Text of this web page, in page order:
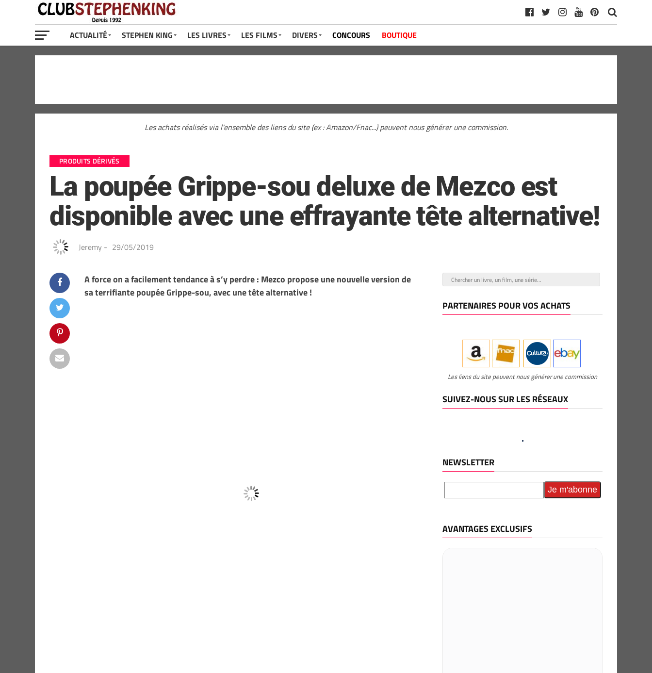
ACTUALITÉ STEPHEN KING LES LIVRES LES FILMS DIVERS CONCOURS BOUTIQUE
Les achats réalisés via l'ensemble des liens du site (ex : Amazon/Fnac...) peuvent nous générer une commission.
PRODUITS DÉRIVÉS
La poupée Grippe-sou deluxe de Mezco est
disponible avec une effrayante tête alternative!
Jeremy - 29/05/2019
A force on a facilement tendance à s’y perdre : Mezco propose une nouvelle version de
sa terrifiante poupée Grippe-sou, avec une tête alternative !
PARTENAIRES POUR VOS ACHATS
Les liens du site peuvent nous générer une commission
SUIVEZ-NOUS SUR LES RÉSEAUX
NEWSLETTER
AVANTAGES EXCLUSIFS